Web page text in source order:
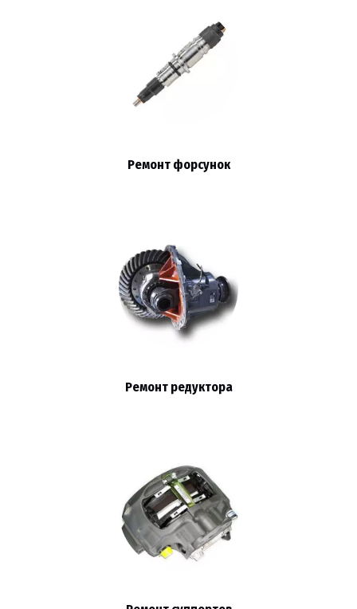
Ремонт форсунок
Ремонт редуктора